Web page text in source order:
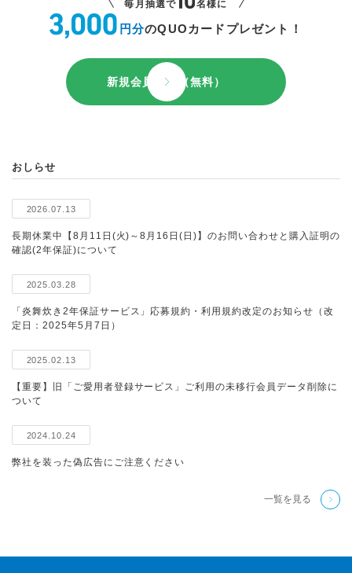
毎月抽選で 名様に
円分のQUOカードプレゼント！
新規会員登録（無料）
おしらせ
2026.07.13
長期休業中【8月11日(火)～8月16日(日)】のお問い合わせと購入証明の
確認(2年保証)について
2025.03.28
「炎舞炊き2年保証サービス」応募規約・利用規約改定のお知らせ（改
定日：2025年5月7日）
2025.02.13
【重要】旧「ご愛用者登録サービス」ご利用の未移行会員データ削除に
ついて
2024.10.24
弊社を装った偽広告にご注意ください
一覧を見る